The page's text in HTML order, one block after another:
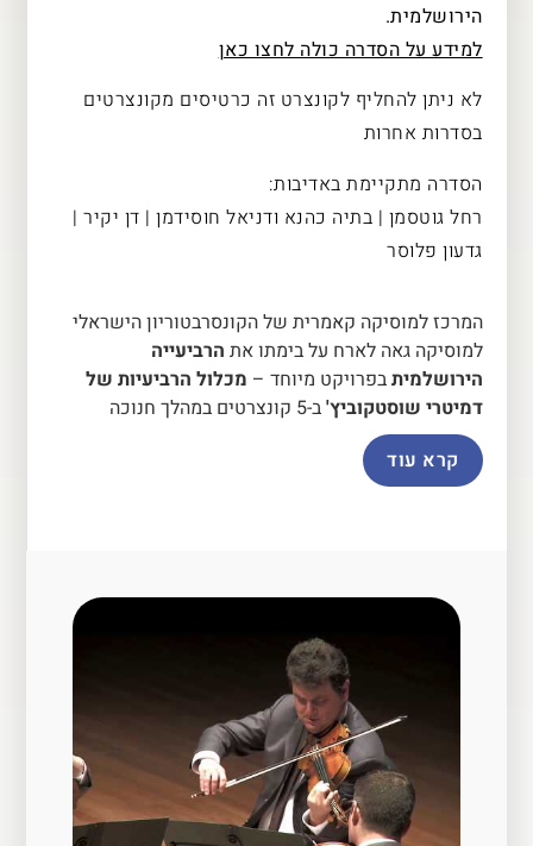
הירושלמית.
למידע על הסדרה כולה לחצו כאן
לא ניתן להחליף לקונצרט זה כרטיסים מקונצרטים
בסדרות אחרות
הסדרה מתקיימת באדיבות:
רחל גוטסמן | בתיה כהנא ודניאל חוסידמן | דן יקיר |
גדעון פלוסר
המרכז למוסיקה קאמרית של הקונסרבטוריון הישראלי
למוסיקה גאה לארח על בימתו את הרביעייה
הירושלמיתבפרויקט מיוחד – מכלול הרביעיות של
דמיטרי שוסטקוביץ'ב-5 קונצרטים במהלך חנוכה
קרא עוד